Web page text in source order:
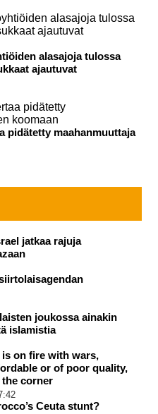
alasajoja tulossa
ajautuvat
pidätetty maahanmuuttaja
jatkaa rajuja
joukossa ainakin
islamistia
is on fire with wars,
or of poor quality,
corner
Ceuta stunt?